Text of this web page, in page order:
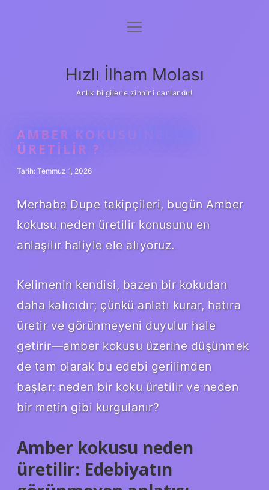
Anasayfa
Yasal Uyarı
menüyü
Hızlı İlham Molası
Anlık bilgilerle zihnini canlandır!
AMBER KOKUSU NEDEN
ÜRETILIR ?
Tarih: Temmuz 1, 2026
Merhaba Dupe takipçileri, bugün Amber
kokusu neden üretilir konusunu en
anlaşılır haliyle ele alıyoruz.
Kelimenin kendisi, bazen bir kokudan
daha kalıcıdır; çünkü anlatı kurar, hatıra
üretir ve görünmeyeni duyulur hale
getirir—amber kokusu üzerine düşünmek
de tam olarak bu edebi gerilimden
başlar: neden bir koku üretilir ve neden
bir metin gibi kurgulanır?
Amber kokusu neden
üretilir: Edebiyatın